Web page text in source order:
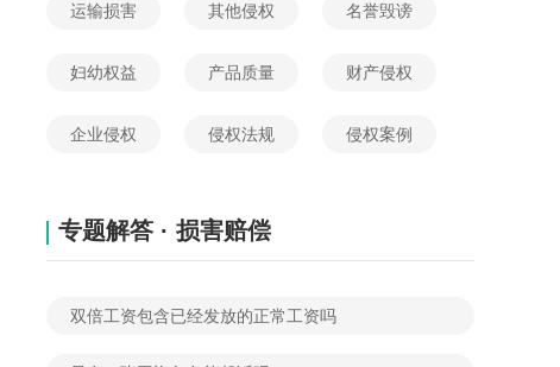
伪造公司债券金额10万会判多久
运输损害 其他侵权 名誉毁谤
妇幼权益 产品质量 财产侵权
企业侵权 侵权法规 侵权案例
专题解答 · 损害赔偿
双倍工资包含已经发放的正常工资吗